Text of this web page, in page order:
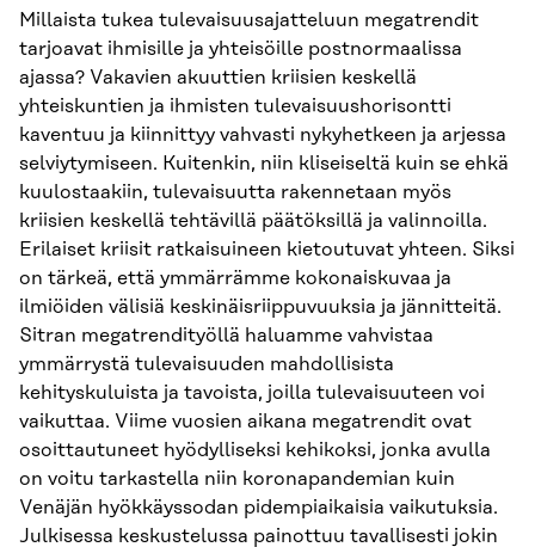
Millaista tukea tulevaisuusajatteluun megatrendit
tarjoavat ihmisille ja yhteisöille postnormaalissa
ajassa? Vakavien akuuttien kriisien keskellä
yhteiskuntien ja ihmisten tulevaisuushorisontti
kaventuu ja kiinnittyy vahvasti nykyhetkeen ja arjessa
selviytymiseen. Kuitenkin, niin kliseiseltä kuin se ehkä
kuulostaakiin, tulevaisuutta rakennetaan myös
kriisien keskellä tehtävillä päätöksillä ja valinnoilla.
Erilaiset kriisit ratkaisuineen kietoutuvat yhteen. Siksi
on tärkeä, että ymmärrämme kokonaiskuvaa ja
ilmiöiden välisiä keskinäisriippuvuuksia ja jännitteitä.
Sitran megatrendityöllä haluamme vahvistaa
ymmärrystä tulevaisuuden mahdollisista
kehityskuluista ja tavoista, joilla tulevaisuuteen voi
vaikuttaa. Viime vuosien aikana megatrendit ovat
osoittautuneet hyödylliseksi kehikoksi, jonka avulla
on voitu tarkastella niin koronapandemian kuin
Venäjän hyökkäyssodan pidempiaikaisia vaikutuksia.
Julkisessa keskustelussa painottuu tavallisesti jokin